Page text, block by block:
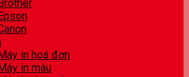
in hoá đơn
in màu